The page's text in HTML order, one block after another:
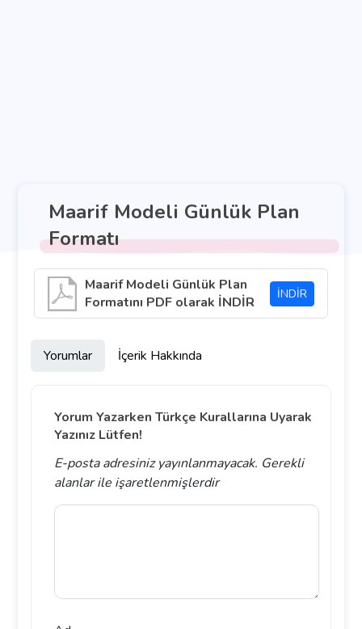
Maarif Modeli Günlük Plan
Formatı
Maarif Modeli Günlük Plan
Formatını PDF olarak İNDİR
İNDİR
Yorumlar İçerik Hakkında
Yorum Yazarken Türkçe Kurallarına Uyarak
Yazınız Lütfen!
E-posta adresiniz yayınlanmayacak. Gerekli
alanlarile işaretlenmişlerdir